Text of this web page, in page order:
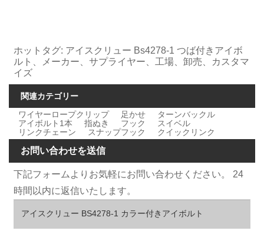
ホットタグ: アイスクリュー Bs4278-1 つば付きアイボ
ルト、メーカー、サプライヤー、工場、卸売、カスタマ
イズ
関連カテゴリー
ワイヤーロープクリップ
足かせ
ターンバックル
アイボルト1本
指ぬき フック
スイベル
リンクチェーン
スナップフック クイックリンク
お問い合わせを送信
下記フォームよりお気軽にお問い合わせください。 24
時間以内に返信いたします。